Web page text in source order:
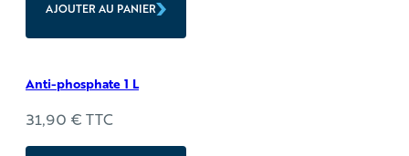
AJOUTER AU PANIER
Anti-phosphate 1 L
31,90 € TTC